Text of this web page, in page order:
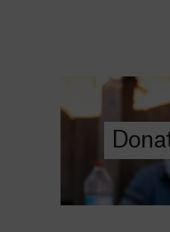
ajuda-nos a
a quem mais
DOE
AGORA